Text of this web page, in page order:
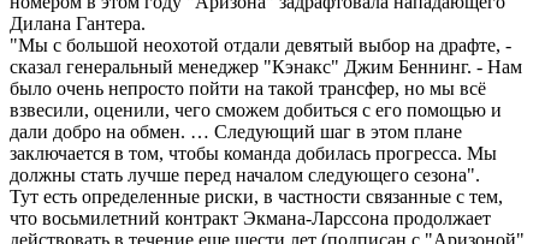
Дилана Гантера.
"Мы с большой неохотой отдали девятый выбор на драфте, -
сказал генеральный менеджер "Кэнакс" Джим Беннинг. - Нам
было очень непросто пойти на такой трансфер, но мы всё
взвесили, оценили, чего сможем добиться с его помощью и
дали добро на обмен. … Следующий шаг в этом плане
заключается в том, чтобы команда добилась прогресса. Мы
должны стать лучше перед началом следующего сезона".
Тут есть определенные риски, в частности связанные с тем,
что восьмилетний контракт Экмана-Ларссона продолжает
действовать в течение еще шести лет (подписан с "Аризоной"